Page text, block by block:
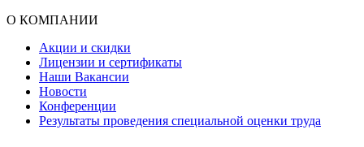
О КОМПАНИИ
Акции и скидки
Лицензии и сертификаты
Наши Вакансии
Новости
Конференции
Результаты проведения специальной оценки труда